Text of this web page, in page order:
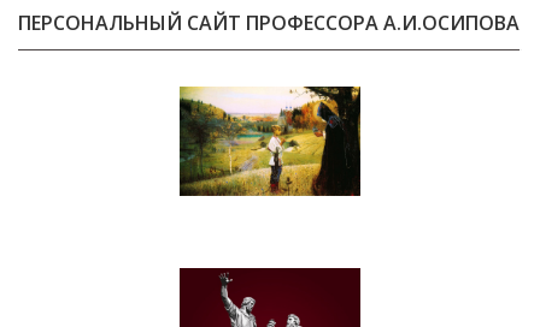
ПЕРСОНАЛЬНЫЙ САЙТ ПРОФЕССОРА А.И.ОСИПОВА